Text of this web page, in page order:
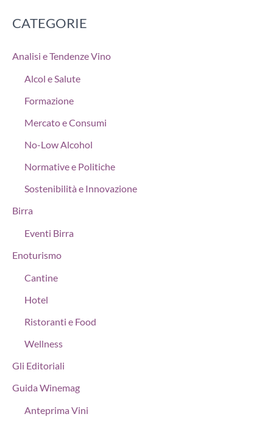
CATEGORIE
Analisi e Tendenze Vino
Alcol e Salute
Formazione
Mercato e Consumi
No-Low Alcohol
Normative e Politiche
Sostenibilità e Innovazione
Birra
Eventi Birra
Enoturismo
Cantine
Hotel
Ristoranti e Food
Wellness
Gli Editoriali
Guida Winemag
Anteprima Vini